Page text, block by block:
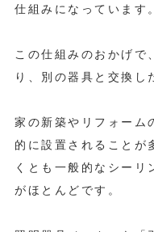
仕組みになっています。
この仕組みのおかげで
り、別の器具と交換し
家の新築やリフォーム
的に設置されることが
くとも一般的なシーリ
がほとんどです。